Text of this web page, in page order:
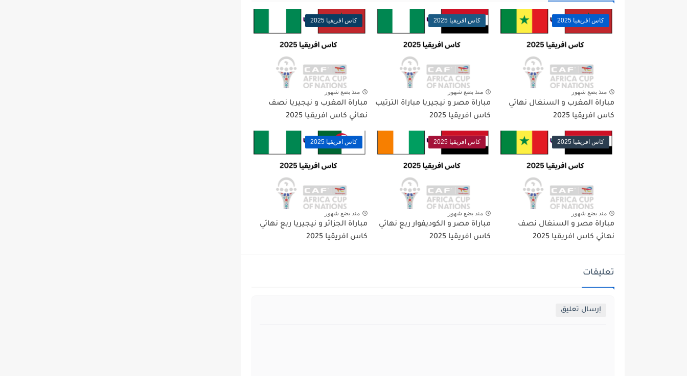
كاس افريقيا 2025
منذ بضع شهور
مباراة المغرب و السنغال نهائي
كاس افريقيا 2025
كاس افريقيا 2025
منذ بضع شهور
مباراة مصر و نيجيريا مباراة الترتيب
كاس افريقيا 2025
كاس افريقيا 2025
منذ بضع شهور
مباراة المغرب و نيجيريا نصف
نهائي كاس افريقيا 2025
كاس افريقيا 2025
منذ بضع شهور
مباراة مصر و السنغال نصف
نهائي كاس افريقيا 2025
كاس افريقيا 2025
منذ بضع شهور
مباراة مصر و الكوديفوار ربع نهائي
كاس افريقيا 2025
كاس افريقيا 2025
منذ بضع شهور
مباراة الجزائر و نيجيريا ربع نهائي
كاس افريقيا 2025
تعليقات
إرسال تعليق